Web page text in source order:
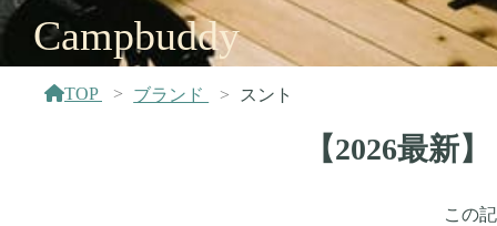
Campbuddy
TOP ブランド スント
【2026最新
この